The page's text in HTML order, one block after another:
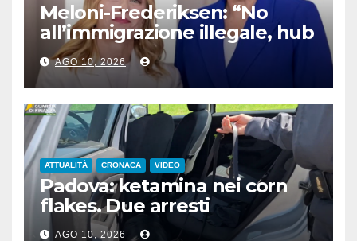
Meloni-Frederiksen: “No
all’immigrazione illegale, hub
di rimpatrio in Paesi terzi”
AGO 10, 2026
ATTUALITÀ CRONACA VIDEO
Padova: ketamina nei corn
flakes. Due arresti
AGO 10, 2026